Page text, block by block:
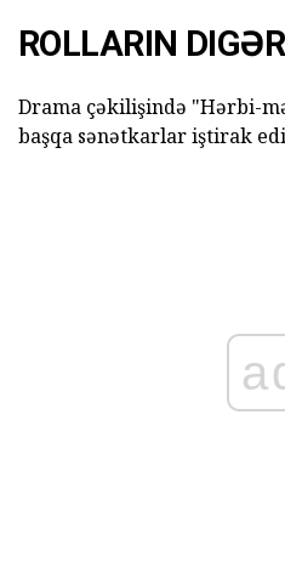
ROLLARIN
Drama çəkilişində "Hərbi-
başqa sənətkarlar iştirak